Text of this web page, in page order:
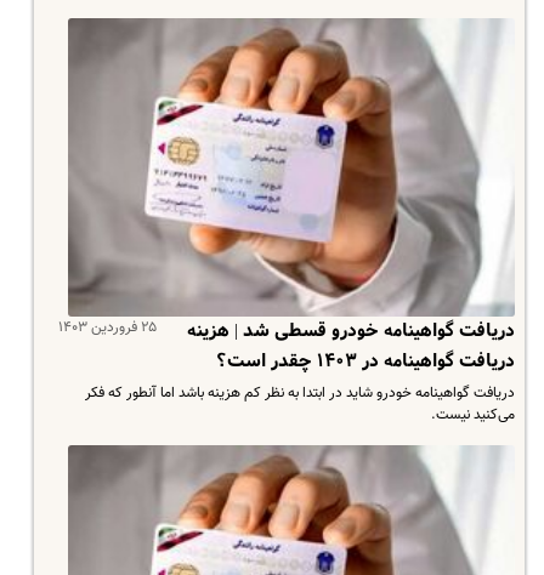
۲۵ فروردین ۱۴۰۳
دریافت گواهینامه خودرو قسطی شد | هزینه
دریافت گواهینامه در ۱۴۰۳ چقدر است؟
دریافت گواهینامه خودرو شاید در ابتدا به نظر کم هزینه باشد اما آنطور که فکر
می‌کنید نیست.